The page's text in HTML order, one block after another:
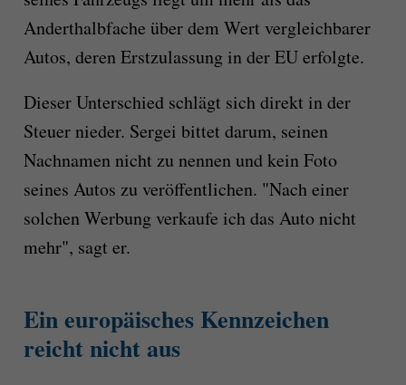
Anderthalbfache über dem Wert vergleichbarer
Autos, deren Erstzulassung in der EU erfolgte.
Dieser Unterschied schlägt sich direkt in der
Steuer nieder. Sergei bittet darum, seinen
Nachnamen nicht zu nennen und kein Foto
seines Autos zu veröffentlichen. "Nach einer
solchen Werbung verkaufe ich das Auto nicht
mehr", sagt er.
Ein europäisches Kennzeichen
reicht nicht aus